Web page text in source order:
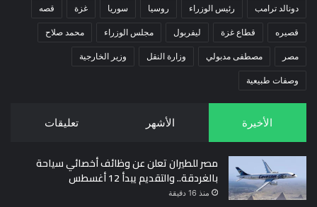
دونالد ترامب رئيس الوزراء روسيا سوريا غزة قصه
قصيره قطاع غزة ليفربول مجلس الوزراء محمد صلاح
مصر مصطفى مدبولي وزارة النقل وزير الخارجية
وصفات طبيعية
الأخيرة الأشهر تعليقات
مصر للطيران تعلن عن وظائف أخصائي سياحة
بالغردقة.. والتقديم يبدأ 12 أغسطس
منذ 16 دقيقة